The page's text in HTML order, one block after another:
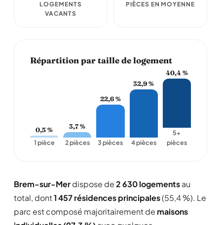
LOGEMENTS
VACANTS
PIÈCES EN MOYENNE
Répartition par taille de logement
0,5 %
1 pièce
3,7 %
2 pièces
22,6 %
3 pièces
32,9 %
4 pièces
40,4 %
5+
pièces
Brem-sur-Merdispose de2 630 logementsau
total, dont1 457 résidences principales(55,4 %). Le
parc est composé majoritairement de maisons